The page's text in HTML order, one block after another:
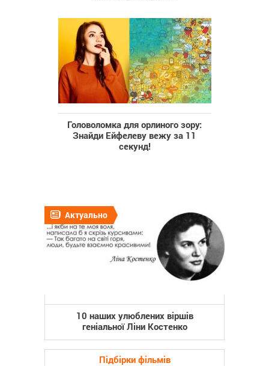
Головоломка для орлиного зору:
Знайди Ейфелеву вежу за 11
секунд!
Актуально
10 наших улюблених віршів
геніальної Ліни Костенко
Підбірки фільмів